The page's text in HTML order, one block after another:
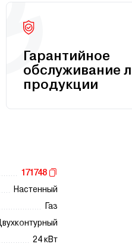
Гарантийное
обслуживание
продукции
171748
Настенный
Газ
24 кВт